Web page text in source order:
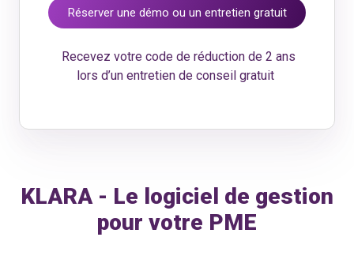
Réserver une démo ou un entretien gratuit
Recevez votre code de réduction de 2 ans
lors d’un entretien de conseil gratuit
KLARA - Le logiciel de gestion
pour votre PME